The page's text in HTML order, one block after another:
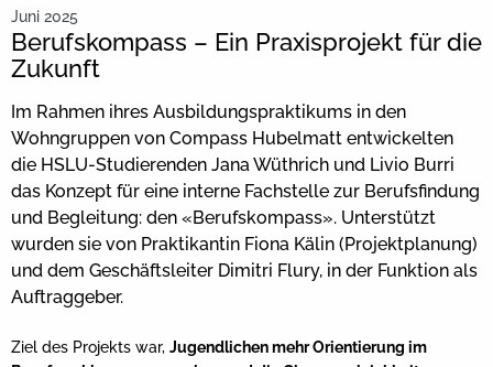
Juni 2025
Berufskompass – Ein Praxisprojekt für die
Zukunft
Im Rahmen ihres Ausbildungspraktikums in den
Wohngruppen von Compass Hubelmatt entwickelten
die HSLU-Studierenden Jana Wüthrich und Livio Burri
das Konzept für eine interne Fachstelle zur Berufsfindung
und Begleitung: den «Berufskompass». Unterstützt
wurden sie von Praktikantin Fiona Kälin (Projektplanung)
und dem Geschäftsleiter Dimitri Flury, in der Funktion als
Auftraggeber.
Ziel des Projekts war, Jugendlichen mehr Orientierung im